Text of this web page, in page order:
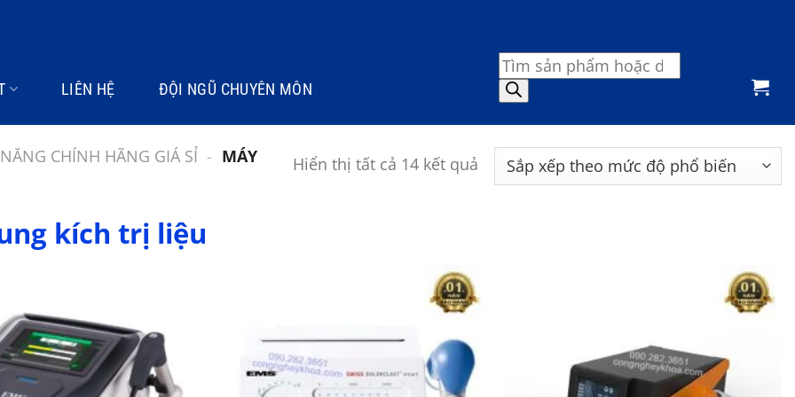
LIÊN HỆ ĐỘI NGŨ CHUYÊN MÔN
Tìm
kiếm
CHÍNH HÃNG GIÁ SỈ - MÁY
Hiển thị tất cả 14 kết quả
sắp
kích trị liệu